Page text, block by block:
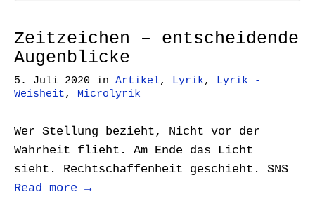
Zeitzeichen – entscheidende
Augenblicke
5. Juli 2020 in Artikel, Lyrik, Lyrik -
Weisheit, Microlyrik
Wer Stellung bezieht, Nicht vor der
Wahrheit flieht. Am Ende das Licht
sieht. Rechtschaffenheit geschieht. SNS
Read more →